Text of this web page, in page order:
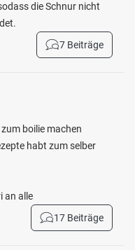
die Schnur nicht
7 Beiträge
boilie machen
habt zum selber
an alle
17 Beiträge